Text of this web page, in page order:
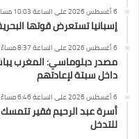
6 أغسطس 2026 على الساعة 10:03 مساءً
إسبانيا تستعرض قوتها
6 أغسطس 2026 على الساعة 8:37 مساءً
مصدر دبلوماسي: المغرب
داخل سبتة لإعادتهم
6 أغسطس 2026 على الساعة 6:46 مساءً
أسرة عبد الرحيم فقير
للتدخل